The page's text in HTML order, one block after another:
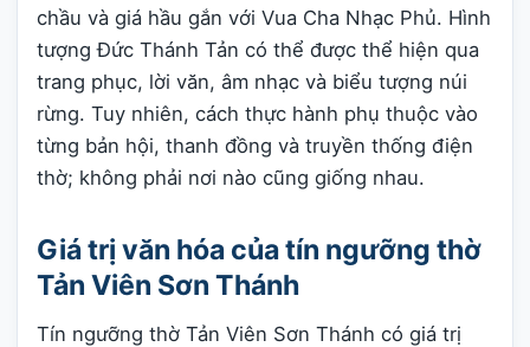
chầu và giá hầu gắn với Vua Cha Nhạc Phủ. Hình
tượng Đức Thánh Tản có thể được thể hiện qua
trang phục, lời văn, âm nhạc và biểu tượng núi
rừng. Tuy nhiên, cách thực hành phụ thuộc vào
từng bản hội, thanh đồng và truyền thống điện
thờ; không phải nơi nào cũng giống nhau.
Giá trị văn hóa của tín ngưỡng thờ
Tản Viên Sơn Thánh
Tín ngưỡng thờ Tản Viên Sơn Thánh có giá trị